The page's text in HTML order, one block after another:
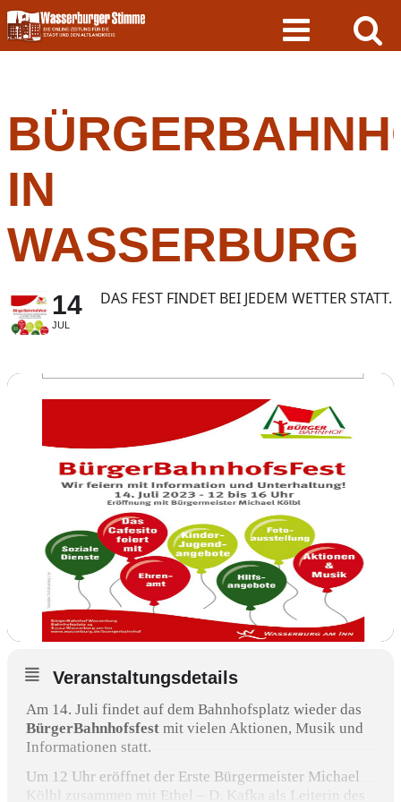
Skip
to
content
IN
WASSERBURG
14
JUL
DAS FEST FINDET BEI JEDEM WETTER STATT.
Veranstaltungsdetails
Am 14. Juli findet auf dem Bahnhofsplatz wieder das
BürgerBahnhofsfest mit vielen Aktionen, Musik und
Informationen statt.
Um 12 Uhr eröffnet der Erste Bürgermeister Michael
Kölbl zusammen mit Ethel – D. Kafka als Leiterin des